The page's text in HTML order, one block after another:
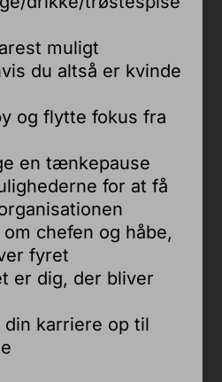
muligt
du altså er kvinde
og flytte fokus fra
en tænkepause
for at få
chefen og håbe,
fyret
er dig, der bliver
din karriere op til